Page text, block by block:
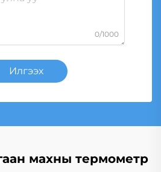
0/1000
Илгээх
махны термометр